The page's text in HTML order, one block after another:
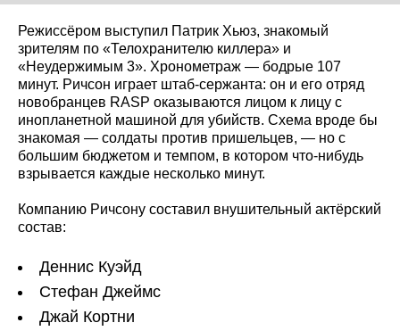
Режиссёром выступил Патрик Хьюз, знакомый
зрителям по «Телохранителю киллера» и
«Неудержимым 3». Хронометраж — бодрые 107
минут. Ричсон играет штаб-сержанта: он и его отряд
новобранцев RASP оказываются лицом к лицу с
инопланетной машиной для убийств. Схема вроде бы
знакомая — солдаты против пришельцев, — но с
большим бюджетом и темпом, в котором что-нибудь
взрывается каждые несколько минут.
Компанию Ричсону составил внушительный актёрский
состав:
Деннис Куэйд
Стефан Джеймс
Джай Кортни